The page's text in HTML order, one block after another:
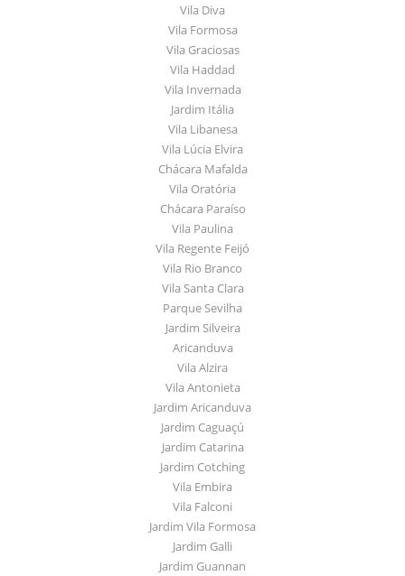
Vila Diva
Vila Formosa
Vila Graciosas
Vila Haddad
Vila Invernada
Jardim Itália
Vila Libanesa
Vila Lúcia Elvira
Chácara Mafalda
Vila Oratória
Chácara Paraíso
Vila Paulina
Vila Regente Feijó
Vila Rio Branco
Vila Santa Clara
Parque Sevilha
Jardim Silveira
Aricanduva
Vila Alzira
Vila Antonieta
Jardim Aricanduva
Jardim Caguaçú
Jardim Catarina
Jardim Cotching
Vila Embira
Vila Falconi
Jardim Vila Formosa
Jardim Galli
Jardim Guannan